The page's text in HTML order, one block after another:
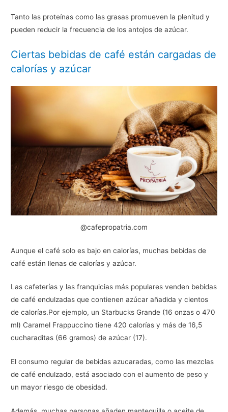
Tanto las proteínas como las grasas promueven la plenitud y
pueden reducir la frecuencia de los antojos de azúcar.
Ciertas bebidas de café están cargadas de
calorías y azúcar
@cafepropatria.com
Aunque el café solo es bajo en calorías, muchas bebidas de
café están llenas de calorías y azúcar.
Las cafeterías y las franquicias más populares venden bebidas
de café endulzadas que contienen azúcar añadida y cientos
de calorías.Por ejemplo, un Starbucks Grande (16 onzas o 470
ml) Caramel Frappuccino tiene 420 calorías y más de 16,5
cucharaditas (66 gramos) de azúcar (17).
El consumo regular de bebidas azucaradas, como las mezclas
de café endulzado, está asociado con el aumento de peso y
un mayor riesgo de obesidad.